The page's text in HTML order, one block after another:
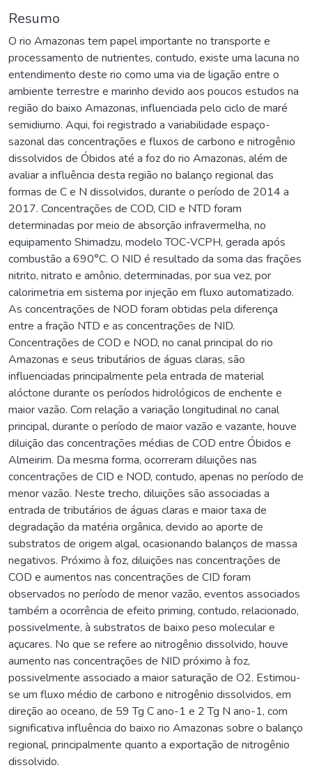
Resumo
O rio Amazonas tem papel importante no transporte e
processamento de nutrientes, contudo, existe uma lacuna no
entendimento deste rio como uma via de ligação entre o
ambiente terrestre e marinho devido aos poucos estudos na
região do baixo Amazonas, influenciada pelo ciclo de maré
semidiurno. Aqui, foi registrado a variabilidade espaço-
sazonal das concentrações e fluxos de carbono e nitrogênio
dissolvidos de Óbidos até a foz do rio Amazonas, além de
avaliar a influência desta região no balanço regional das
formas de C e N dissolvidos, durante o período de 2014 a
2017. Concentrações de COD, CID e NTD foram
determinadas por meio de absorção infravermelha, no
equipamento Shimadzu, modelo TOC-VCPH, gerada após
combustão a 690°C. O NID é resultado da soma das frações
nitrito, nitrato e amônio, determinadas, por sua vez, por
calorimetria em sistema por injeção em fluxo automatizado.
As concentrações de NOD foram obtidas pela diferença
entre a fração NTD e as concentrações de NID.
Concentrações de COD e NOD, no canal principal do rio
Amazonas e seus tributários de águas claras, são
influenciadas principalmente pela entrada de material
alóctone durante os períodos hidrológicos de enchente e
maior vazão. Com relação a variação longitudinal no canal
principal, durante o período de maior vazão e vazante, houve
diluição das concentrações médias de COD entre Óbidos e
Almeirim. Da mesma forma, ocorreram diluições nas
concentrações de CID e NOD, contudo, apenas no período de
menor vazão. Neste trecho, diluições são associadas a
entrada de tributários de águas claras e maior taxa de
degradação da matéria orgânica, devido ao aporte de
substratos de origem algal, ocasionando balanços de massa
negativos. Próximo à foz, diluições nas concentrações de
COD e aumentos nas concentrações de CID foram
observados no período de menor vazão, eventos associados
também a ocorrência de efeito priming, contudo, relacionado,
possivelmente, à substratos de baixo peso molecular e
açucares. No que se refere ao nitrogênio dissolvido, houve
aumento nas concentrações de NID próximo à foz,
possivelmente associado a maior saturação de O2. Estimou-
se um fluxo médio de carbono e nitrogênio dissolvidos, em
direção ao oceano, de 59 Tg C ano-1 e 2 Tg N ano-1, com
significativa influência do baixo rio Amazonas sobre o balanço
regional, principalmente quanto a exportação de nitrogênio
dissolvido.